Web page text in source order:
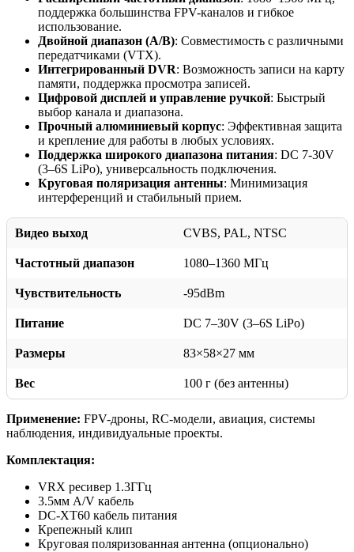
поддержка большинства FPV-каналов и гибкое
использование.
Двойной диапазон (A/B): Совместимость с различными
передатчиками (VTX).
Интегрированный DVR: Возможность записи на карту
памяти, поддержка просмотра записей.
Цифровой дисплей и управление ручкой: Быстрый
выбор канала и диапазона.
Прочный алюминиевый корпус: Эффективная защита
и крепление для работы в любых условиях.
Поддержка широкого диапазона питания: DC 7-30V
(3–6S LiPo), универсальность подключения.
Круговая поляризация антенны: Минимизация
интерференций и стабильный прием.
Видео выход CVBS, PAL, NTSC
Частотный диапазон 1080–1360 МГц
Чувствительность -95dBm
Питание DC 7–30V (3–6S LiPo)
Размеры 83×58×27 мм
Вес 100 г (без антенны)
Применение: FPV-дроны, RC-модели, авиация, системы
наблюдения, индивидуальные проекты.
Комплектация:
VRX ресивер 1.3ГГц
3.5мм A/V кабель
DC-XT60 кабель питания
Крепежный клип
Круговая поляризованная антенна (опционально)